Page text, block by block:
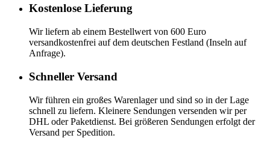
Kostenlose Lieferung
Wir liefern ab einem Bestellwert von 600 Euro
versandkostenfrei auf dem deutschen Festland (Inseln auf
Anfrage).
Schneller Versand
Wir führen ein großes Warenlager und sind so in der Lage
schnell zu liefern. Kleinere Sendungen versenden wir per
DHL oder Paketdienst. Bei größeren Sendungen erfolgt der
Versand per Spedition.